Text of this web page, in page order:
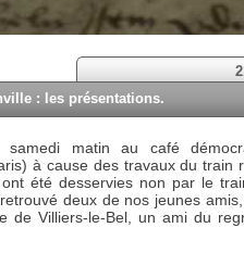
: les présentations.
matin au café
à cause des travaux du train
été desservies non par le
deux de nos jeunes
de Villiers-le-Bel, un ami du